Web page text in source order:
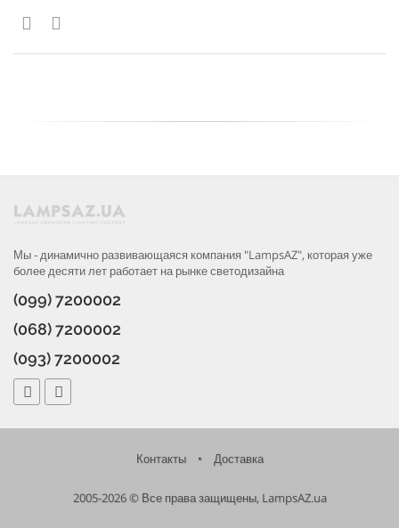
Мы - динамично развивающаяся компания "LampsAZ", которая уже
более десяти лет работает на рынке светодизайна
(099) 7200002
(068) 7200002
(093) 7200002
Контакты • Доставка
2005-2026 © Все права защищены, LampsAZ.ua